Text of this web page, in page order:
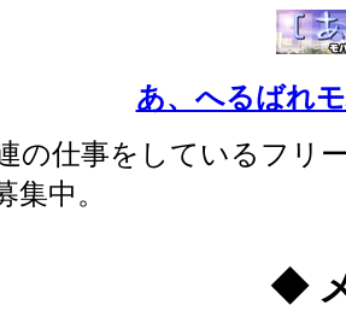
あ、へるばれ
の仕事をしているフリ
集中。
◆